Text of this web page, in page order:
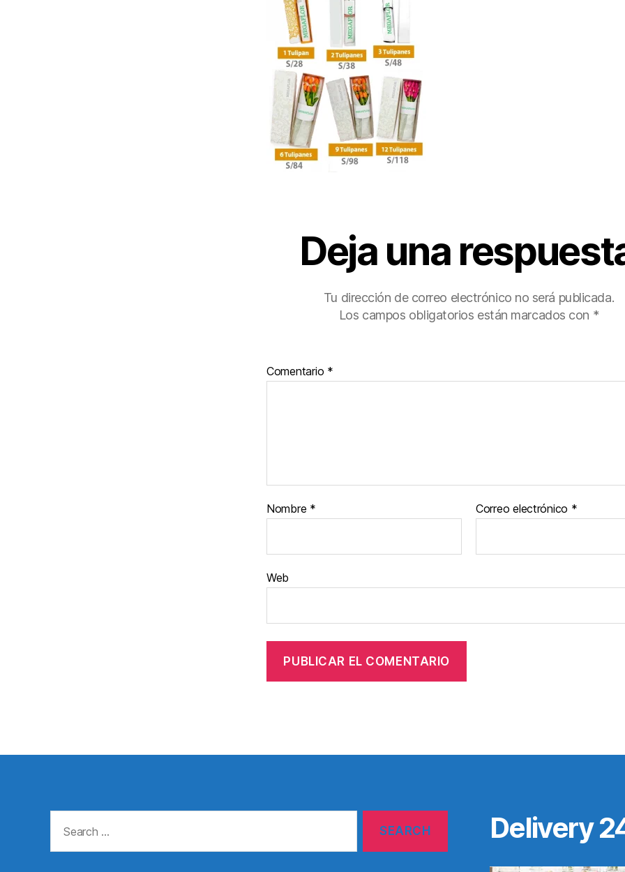
Deja una
Tu dirección de correo electrónico no será publicada.
Los campos obligatorios están marcados con *
Comentario *
Nombre * Correo electrónico *
Web
for:
Delivery